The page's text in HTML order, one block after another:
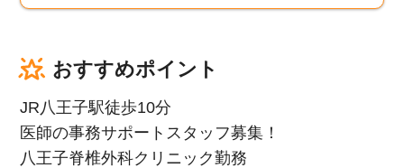
おすすめポイント
JR八王子駅徒歩10分
医師の事務サポートスタッフ募集！
八王子脊椎外科クリニック勤務